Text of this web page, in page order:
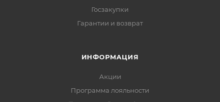
Госзакупки
Гарантии и возврат
ИНФОРМАЦИЯ
Акции
Программа лояльности